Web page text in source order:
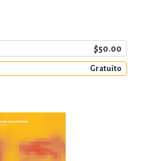
$50.00
Gratuito